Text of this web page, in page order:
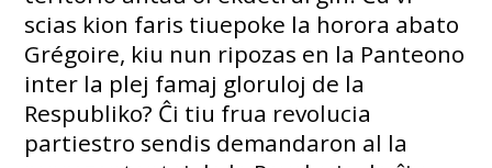
scias kion faris tiuepoke la horora abato
Grégoire, kiu nun ripozas en la Panteono
inter la plej famaj gloruloj de la
Respubliko? Ĉi tiu frua revolucia
partiestro sendis demandaron al la